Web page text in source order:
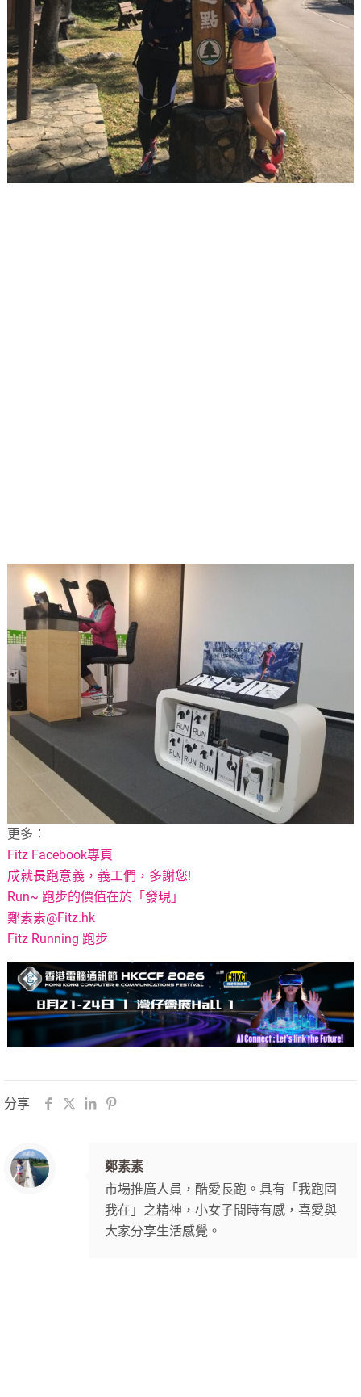
更多：
Fitz Facebook專頁
成就長跑意義，義工們，多謝您!
Run~ 跑步的價值在於「發現」
鄭素素@Fitz.hk
Fitz Running 跑步
分享
鄭素素
市場推廣人員，酷愛長跑。具有「我跑固
我在」之精神，小女子閒時有感，喜愛與
大家分享生活感覺。